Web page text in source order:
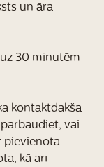
un āra
30 minūtēm
kontaktdakša
vai
pievienota
kā arī